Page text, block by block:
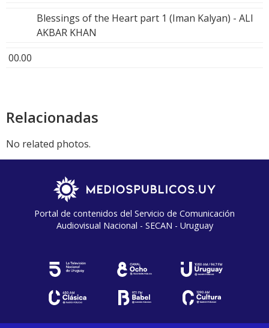
Blessings of the Heart part 1 (Iman Kalyan) - ALI
AKBAR KHAN
00.00
Relacionadas
No related photos.
Portal de contenidos del Servicio de Comunicación
Audiovisual Nacional - SECAN - Uruguay